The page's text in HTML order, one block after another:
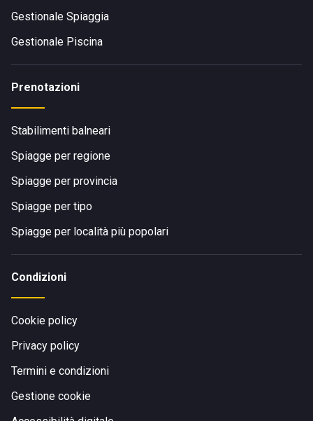
Gestionale Spiaggia
Gestionale Piscina
Prenotazioni
Stabilimenti balneari
Spiagge per regione
Spiagge per provincia
Spiagge per tipo
Spiagge per località più popolari
Condizioni
Cookie policy
Privacy policy
Termini e condizioni
Gestione cookie